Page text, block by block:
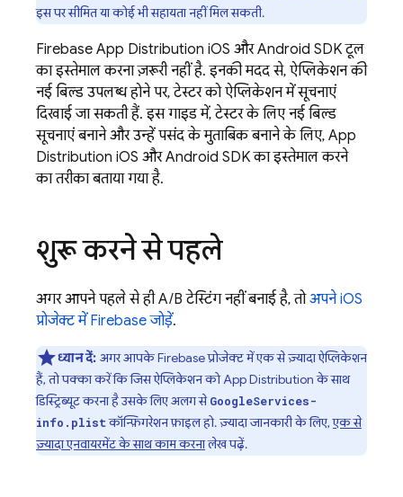
इस पर सीमित या कोई भी सहायता नहीं मिल सकती.
Firebase App Distribution iOS और Android SDK टूल
का इस्तेमाल करना ज़रूरी नहीं है. इनकी मदद से, ऐप्लिकेशन की
नई बिल्ड उपलब्ध होने पर, टेस्टर को ऐप्लिकेशन में सूचनाएं
दिखाई जा सकती हैं. इस गाइड में, टेस्टर के लिए नई बिल्ड
सूचनाएं बनाने और उन्हें पसंद के मुताबिक बनाने के लिए, App
Distribution iOS और Android SDK का इस्तेमाल करने
का तरीका बताया गया है.
शुरू करने से पहले
अगर आपने पहले से ही A/B टेस्टिंग नहीं बनाई है, तोअपने iOS
प्रोजेक्ट में Firebase जोड़ें.
ध्यान दें: अगर आपके Firebase प्रोजेक्ट में एक से ज़्यादा ऐप्लिकेशन
हैं, तो पक्का करें कि जिस ऐप्लिकेशन कोApp Distributionके साथ
डिस्ट्रिब्यूट करना है उसके लिए अलग सेGoogleServices-
info.plistकॉन्फ़िगरेशन फ़ाइल हो. ज़्यादा जानकारी के लिए,एक से
ज़्यादा एनवायरमेंट के साथ काम करनालेख पढ़ें.